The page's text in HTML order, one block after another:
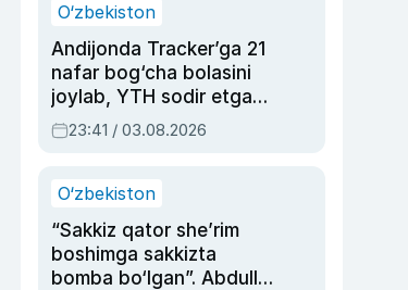
O‘zbekiston
Andijonda Tracker’ga 21
nafar bog‘cha bolasini
joylab, YTH sodir etgan
ayolga sud hukmi o‘qildi
23:41 / 03.08.2026
O‘zbekiston
“Sakkiz qator she’rim
boshimga sakkizta
bomba bo‘lgan”. Abdulla